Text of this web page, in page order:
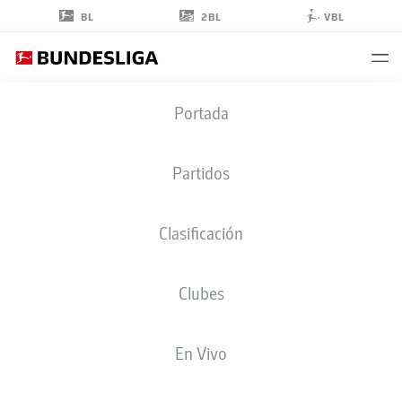
BL 2BL VBL
Portada
Partidos
Clasificación
Clubes
En Vivo